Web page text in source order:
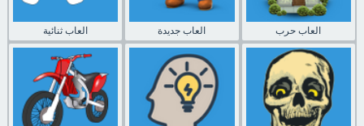
العاب ثنائية العاب جديدة العاب حرب